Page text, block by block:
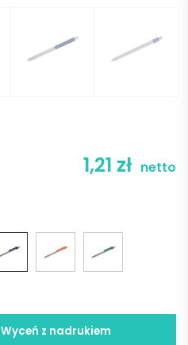
1,21 zł netto
Wyceń z nadrukiem